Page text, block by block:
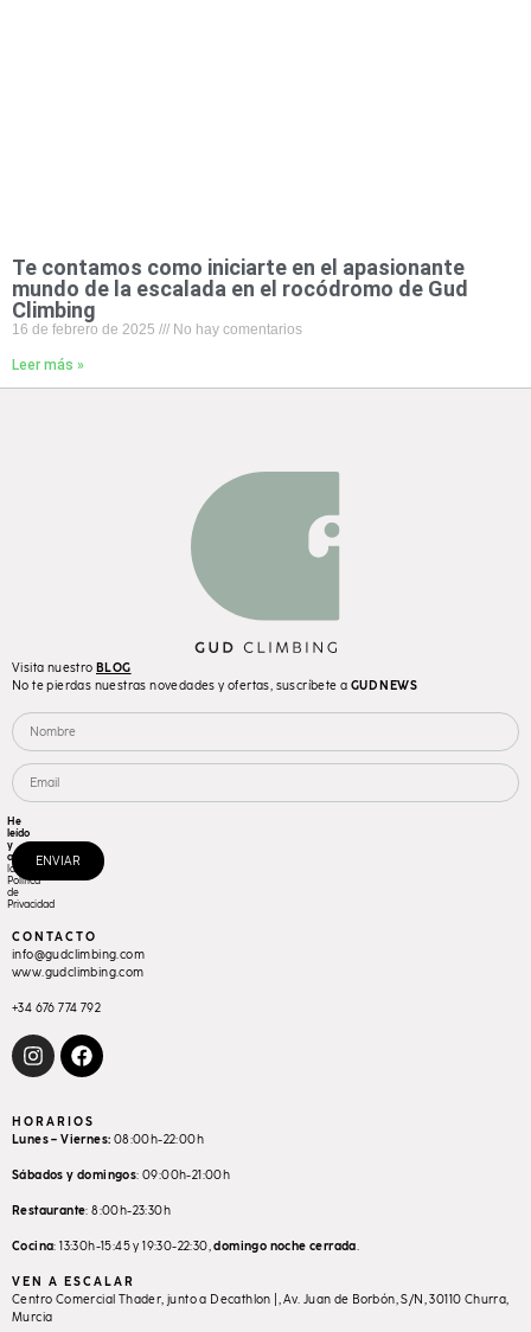
Te contamos como iniciarte en el apasionante
mundo de la escalada en el rocódromo de Gud
Climbing
16 de febrero de 2025 No hay comentarios
Leer más »
Visita nuestro BLOG
No te pierdas nuestras novedades y ofertas, suscríbete a GUD NEWS
He
leído
y
acepto
la
Política
de
Privacidad
ENVIAR
CONTACTO
info@gudclimbing.com
www.gudclimbing.com
+34 676 774 792
HORARIOS
Lunes – Viernes: 08:00h-22:00h
Sábados y domingos: 09:00h-21:00h
Restaurante: 8:00h-23:30h
Cocina: 13:30h-15:45 y 19:30-22:30,domingo noche cerrada.
VEN A ESCALAR
Centro Comercial Thader, junto a Decathlon |, Av. Juan de Borbón, S/N, 30110 Churra,
Murcia